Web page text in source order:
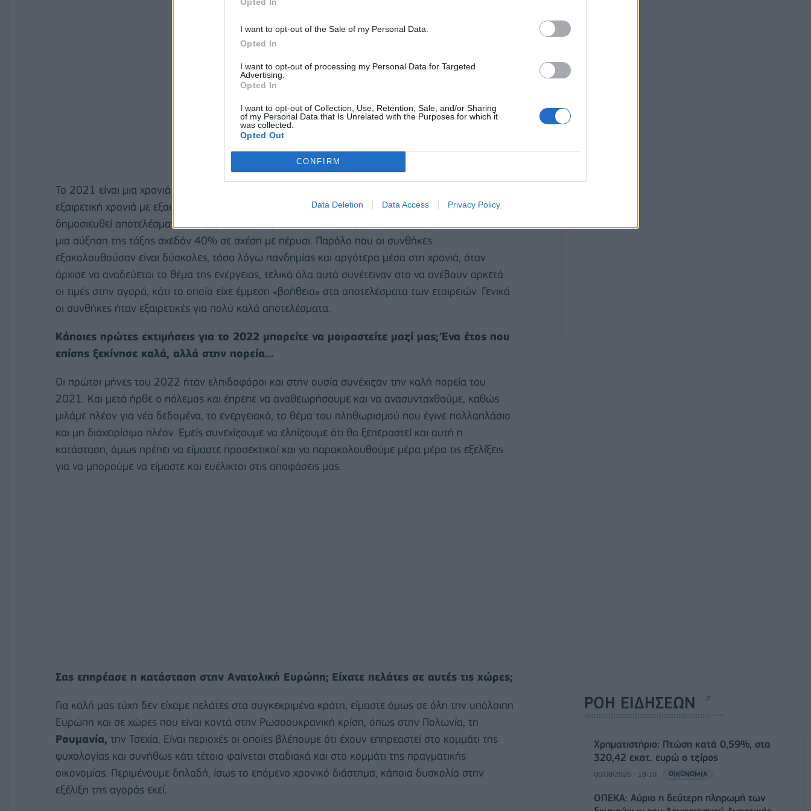
I want to opt-out of the Sale of my Personal Data.
Opted In
I want to opt-out of processing my Personal Data for Targeted
Advertising.
Opted In
I want to opt-out of Collection, Use, Retention, Sale, and/or Sharing
of my Personal Data that Is Unrelated with the Purposes for which it
was collected.
Opted Out
CONFIRM
Data Deletion Data Access Privacy Policy
To 2021 είναι μια χρονιά ορόσημο για την
εξαιρετική χρονιά με εξαιρετικά αποτελέσματα. Οι πρώτες ενδείξεις, γιατί ακόμα δεν έχουν
δημοσιευθεί αποτελέσματα, αναφέρουν ότι η χρονιά έχει κλείσει με 158 εκατ. τζίρο που σημαίνει
μια αύξηση της τάξης σχεδόν 40% σε σχέση με πέρυσι. Παρόλο που οι συνθήκες
εξακολουθούσαν είναι δύσκολες, τόσο λόγω πανδημίας και αργότερα μέσα στη χρονιά, όταν
άρχισε να αναδεύεται το θέμα της ενέργειας, τελικά όλα αυτά συνέτειναν στο να ανέβουν αρκετά
οι τιμές στην αγορά, κάτι το οποίο είχε έμμεση «βοήθεια» στα αποτελέσματα των εταιρειών. Γενικά
οι συνθήκες ήταν εξαιρετικές για πολύ καλά αποτελέσματα.
Κάποιες πρώτες εκτιμήσεις για το 2022 μπορείτε να μοιραστείτε μαζί μας; Ένα έτος που
επίσης ξεκίνησε καλά, αλλά στην πορεία…
Οι πρώτοι μήνες του 2022 ήταν ελπιδοφόροι και στην ουσία συνέχιζαν την καλή πορεία του
2021. Και μετά ήρθε ο πόλεμος και έπρεπε να αναθεωρήσουμε και να ανασυνταχθούμε, καθώς
μιλάμε πλέον για νέα δεδομένα, το ενεργειακό, το θέμα του πληθωρισμού που έγινε πολλαπλάσιο
και μη διαχειρίσιμο πλέον. Εμείς συνεχίζουμε να ελπίζουμε ότι θα ξεπεραστεί και αυτή η
κατάσταση, όμως πρέπει να είμαστε προσεκτικοί και να παρακολουθούμε μέρα μέρα τις εξελίξεις
για να μπορούμε να είμαστε και ευέλικτοι στις αποφάσεις μας.
Σας επηρέασε η κατάσταση στην Ανατολική Ευρώπη; Είχατε πελάτες σε αυτές τις χώρες;
Για καλή μας τύχη δεν είχαμε πελάτες στα συγκεκριμένα κράτη, είμαστε όμως σε όλη την υπόλοιπη
Ευρώπη και σε χώρες που είναι κοντά στην Ρωσοουκρανική κρίση, όπως στην Πολωνία, τη
Ρουμανία, την Τσεχία. Είναι περιοχές οι οποίες βλέπουμε ότι έχουν επηρεαστεί στο κομμάτι της
ψυχολογίας και συνήθως κάτι τέτοιο φαίνεται σταδιακά και στο κομμάτι της πραγματικής
οικονομίας. Περιμένουμε δηλαδή, ίσως το επόμενο χρονικό διάστημα, κάποια δυσκολία στην
εξέλιξη της αγοράς εκεί.
ΡΟΗ ΕΙΔΗΣΕΩΝ
Χρηματιστήριο: Πτώση κατά 0,59%, στα
320,42 εκατ. ευρώ ο τζίρος
06/08/2026 - 18:10 ΟΙΚΟΝΟΜΙΑ
ΟΠΕΚΑ: Αύριο η δεύτερη πληρωμή των